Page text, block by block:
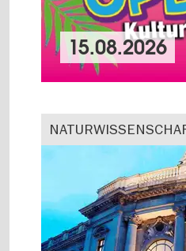
15.08.2026